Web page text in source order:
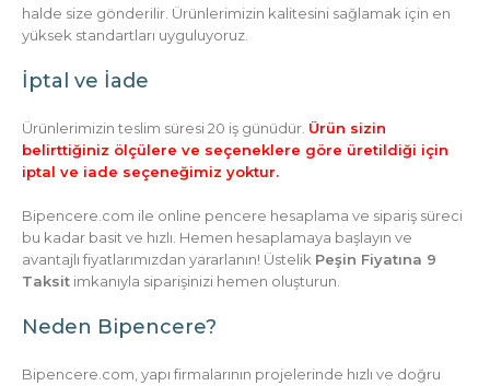
halde size gönderilir. Ürünlerimizin kalitesini sağlamak için en
yüksek standartları uyguluyoruz.
İptal ve İade
Ürünlerimizin teslim süresi 20 iş günüdür. Ürün sizin
belirttiğiniz ölçülere ve seçeneklere göre üretildiği için
iptal ve iade seçeneğimiz yoktur.
Bipencere.com ile online pencere hesaplama ve sipariş süreci
bu kadar basit ve hızlı. Hemen hesaplamaya başlayın ve
avantajlı fiyatlarımızdan yararlanın! Üstelik Peşin Fiyatına 9
Taksit imkanıyla siparişinizi hemen oluşturun.
Neden Bipencere?
Bipencere.com, yapı firmalarının projelerinde hızlı ve doğru